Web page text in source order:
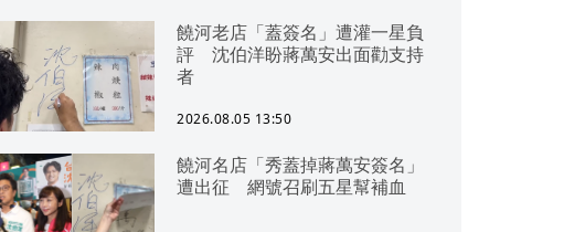
饒河老店「蓋簽名」遭灌一星負
評 沈伯洋盼蔣萬安出面勸支持
者
2026.08.05 13:50
饒河名店「秀蓋掉蔣萬安簽名」
遭出征 網號召刷五星幫補血